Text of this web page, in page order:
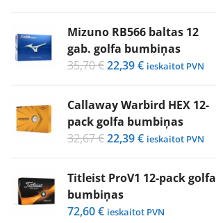
was:
1234,20 €.
is:
957,11 €.
Mizuno RB566 baltas 12
gab. golfa bumbiņas
35,70€Original
price
was:
35,70 €.
22,39€Current
price
is:
22,39 €.
ieskaitot PVN
Callaway Warbird HEX 12-
pack golfa bumbiņas
32,67€Original
price
was:
22,39€Current
price
is:
22,39 €.
ieskaitot PVN
Titleist ProV1 12-pack golfa
bumbiņas
72,60€ ieskaitot PVN